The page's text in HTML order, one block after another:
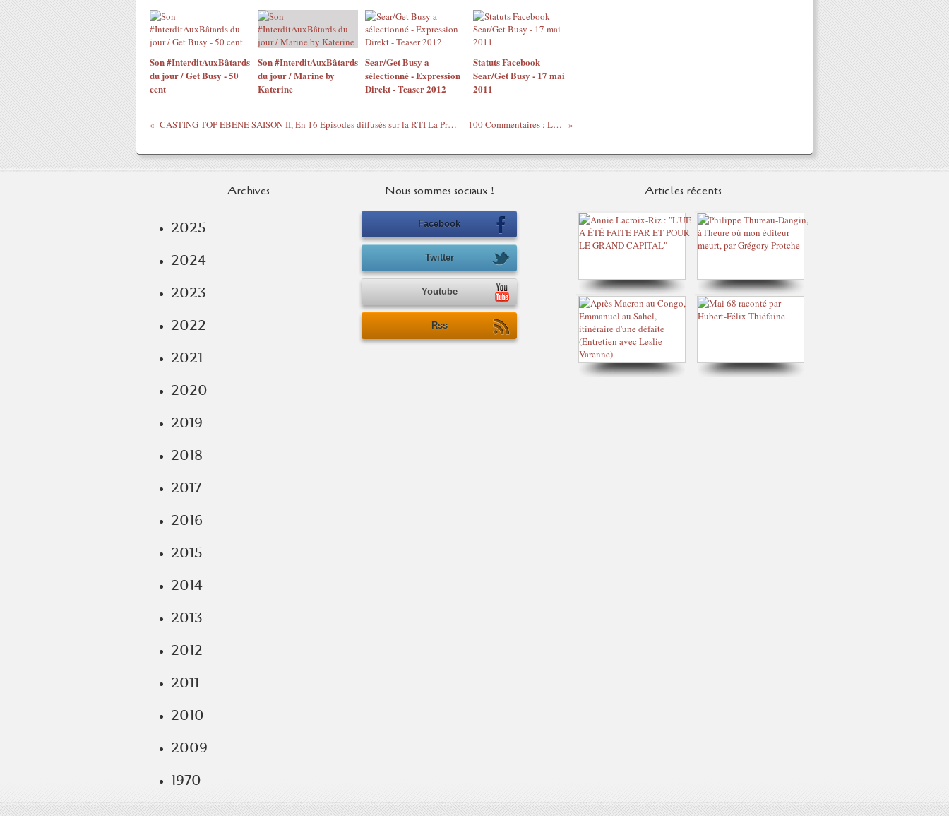
Son #InterditAuxBâtards
du jour / Get Busy - 50
cent
Son #InterditAuxBâtards
du jour / Marine by
Katerine
Sear/Get Busy a
sélectionné - Expression
Direkt - Teaser 2012
Statuts Facebook
Sear/Get Busy - 17 mai
2011
CASTING TOP EBENE SAISON II, En 16 Episodes diffusés sur la RTI La Première / www.rti.ci 100 Commentaires : L.V....MH
Archives
2025
2024
2023
2022
2021
2020
2019
2018
2017
2016
2015
2014
2013
2012
2011
2010
2009
1970
Nous sommes sociaux !
Facebook
Twitter
Youtube
Rss
Articles récents